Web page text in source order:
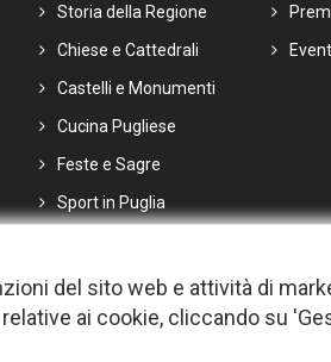
Storia della Regione
Chiese e Cattedrali
Castelli e Monumenti
Cucina Pugliese
Feste e Sagre
Sport in Puglia
policy -Gestisci Cookie-Credits
del sito web e attività di
ai cookie, cliccando su